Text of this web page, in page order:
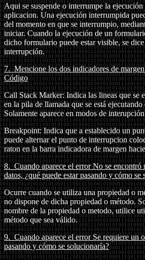
Aqui se suspende o interrumpe la
aplicacion. Una ejecución interrumpida
del momento en que se interrumpio,
iniciar. Cuando la ejecución de un
dicho formulario puede estar visible, se
interrupción.
7. Mencione los dos indicadores de
Código
Call Stack Marker: Indica las lineas que se
en la pila de llamada que se está ejecutando
Solamente aparece en modos de
Breakpoint: Indica que a establecido un
puede alternar el punto de interrupcion
raton en la barra indicadora de margen
8. Cuando aparece el error No se encontró
datos, ¿qué puede estar pasando y cómo se
Ocurre cuando se utiliza una propiedad o
no dispone de dicha propiedad o método.
nombre de la propiedad o metodo, utilice
método que sea válido.
9. Cuando aparece el error Se requiere un
pasando y cómo se solucionaría?